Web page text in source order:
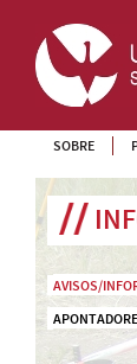
SOBRE
AVISOS/